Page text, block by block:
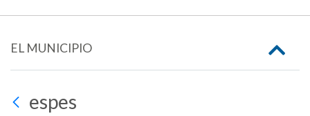
EL MUNICIPIO
espes